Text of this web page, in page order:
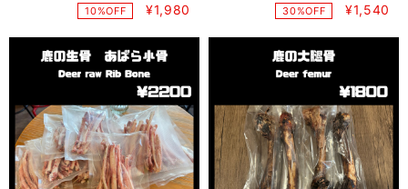
10%OFF ¥1,980 30%OFF ¥1,540